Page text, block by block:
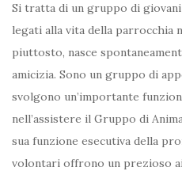
Si tratta di un gruppo di
legati alla vita della parrocchia
piuttosto, nasce
amicizia. Sono un gruppo di
svolgono un’importante
nell’assistere il Gruppo di
sua funzione esecutiva della
volontari offrono un prezioso